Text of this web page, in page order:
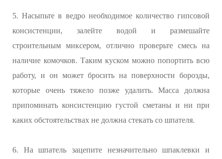
5. Насыпьте в ведро необходимое количество гипсовой
консистенции, залейте водой и размешайте
строительным миксером, отлично проверьте смесь на
наличие комочков. Таким куском можно попортить всю
работу, и он может бросить на поверхности борозды,
которые очень тяжело позже удалить. Масса должна
припоминать консистенцию густой сметаны и ни при
каких обстоятельствах не должна стекать со шпателя.
6. На шпатель зацепите незначительно шпаклевки и